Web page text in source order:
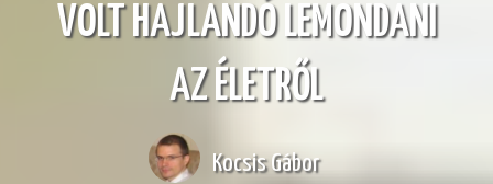
VOLT HAJLANDÓ LEMONDANI
AZ ÉLETRŐL
Kocsis Gábor